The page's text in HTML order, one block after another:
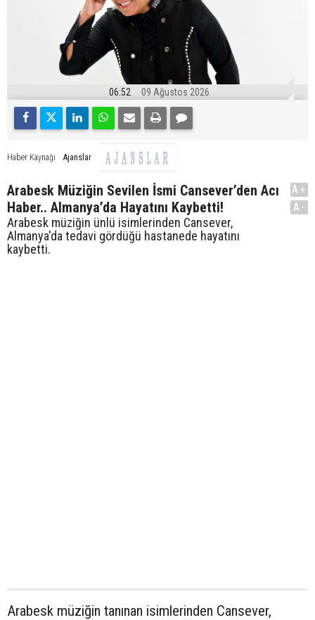
06:52 09 Ağustos 2026
Haber Kaynağı Ajanslar
Arabesk Müziğin Sevilen İsmi Cansever’den Acı
Haber.. Almanya’da Hayatını Kaybetti!
Arabesk müziğin ünlü isimlerinden Cansever,
Almanya'da tedavi gördüğü hastanede hayatını
kaybetti.
A+
A-
Arabesk müziğin tanınan isimlerinden Cansever,